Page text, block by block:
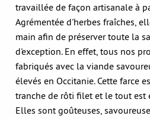
travaillée de façon artisanale à
Agrémentée d'herbes fraîches,
main afin de préserver toute la
d'exception. En effet, tous nos
fabriqués avec la viande
élevés en Occitanie. Cette farce
tranche de rôti filet et le tout est
Elles sont goûteuses,